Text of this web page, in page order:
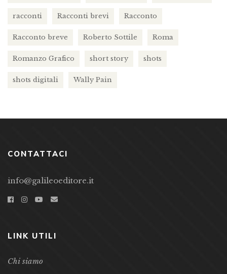
racconti Racconti brevi Racconto
Racconto breve Roberto Sottile Roma
Romanzo Grafico short story shots
shots digitali Wally Pain
CONTATTACI
info@galileoeditore.it
LINK UTILI
Chi siamo